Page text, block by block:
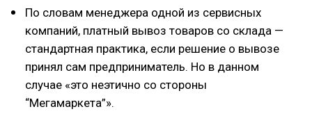
По словам менеджера одной из сервисных
компаний, платный вывоз товаров со склада —
стандартная практика, если решение о вывозе
принял сам предприниматель. Но в данном
случае «это неэтично со стороны
“Мегамаркета”».